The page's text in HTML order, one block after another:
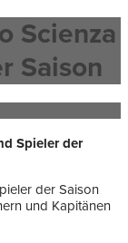
Scienza
Saison
der Saison
und Kapitänen